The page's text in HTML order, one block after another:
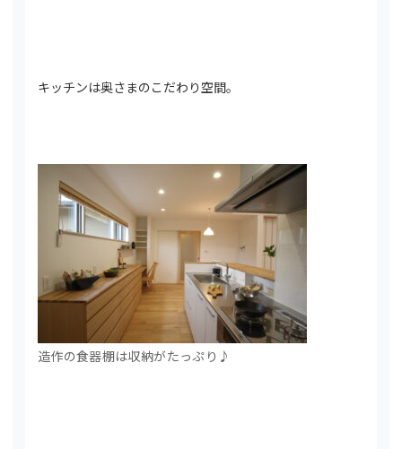
キッチンは奥さまのこだわり空間。
造作の食器棚は収納がたっぷり♪